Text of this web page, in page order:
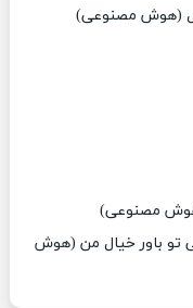
دل (هوش مصنوعی)
(هوش مصنوعی)
تو باور خیال من (هوش